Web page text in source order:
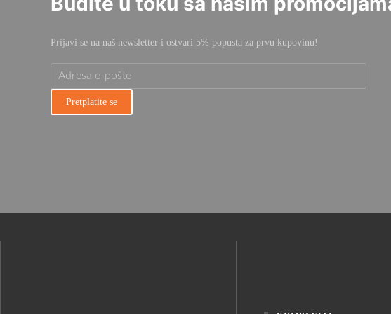
Prijavi se na naš newsletter i ostvari 5% popusta za prvu kupovinu!
Pretplatite se